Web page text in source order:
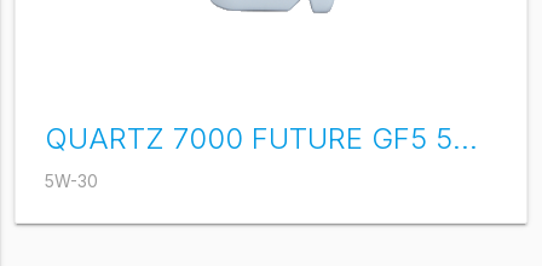
QUARTZ 7000 FUTURE GF5 5W-30
5W-30